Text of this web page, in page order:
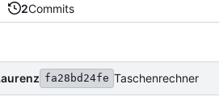
2Commits
fa28bd24fe Taschenrechner